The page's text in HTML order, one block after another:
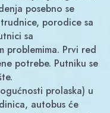
posebno se
porodice sa
sa
problemima. Prvi red
potrebe. Putniku se
autobus će